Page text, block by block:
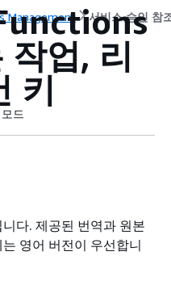
Management 서비스 승인 참
작업, 리
키
드
다. 제공된 번역과 원본
영어 버전이 우선합니